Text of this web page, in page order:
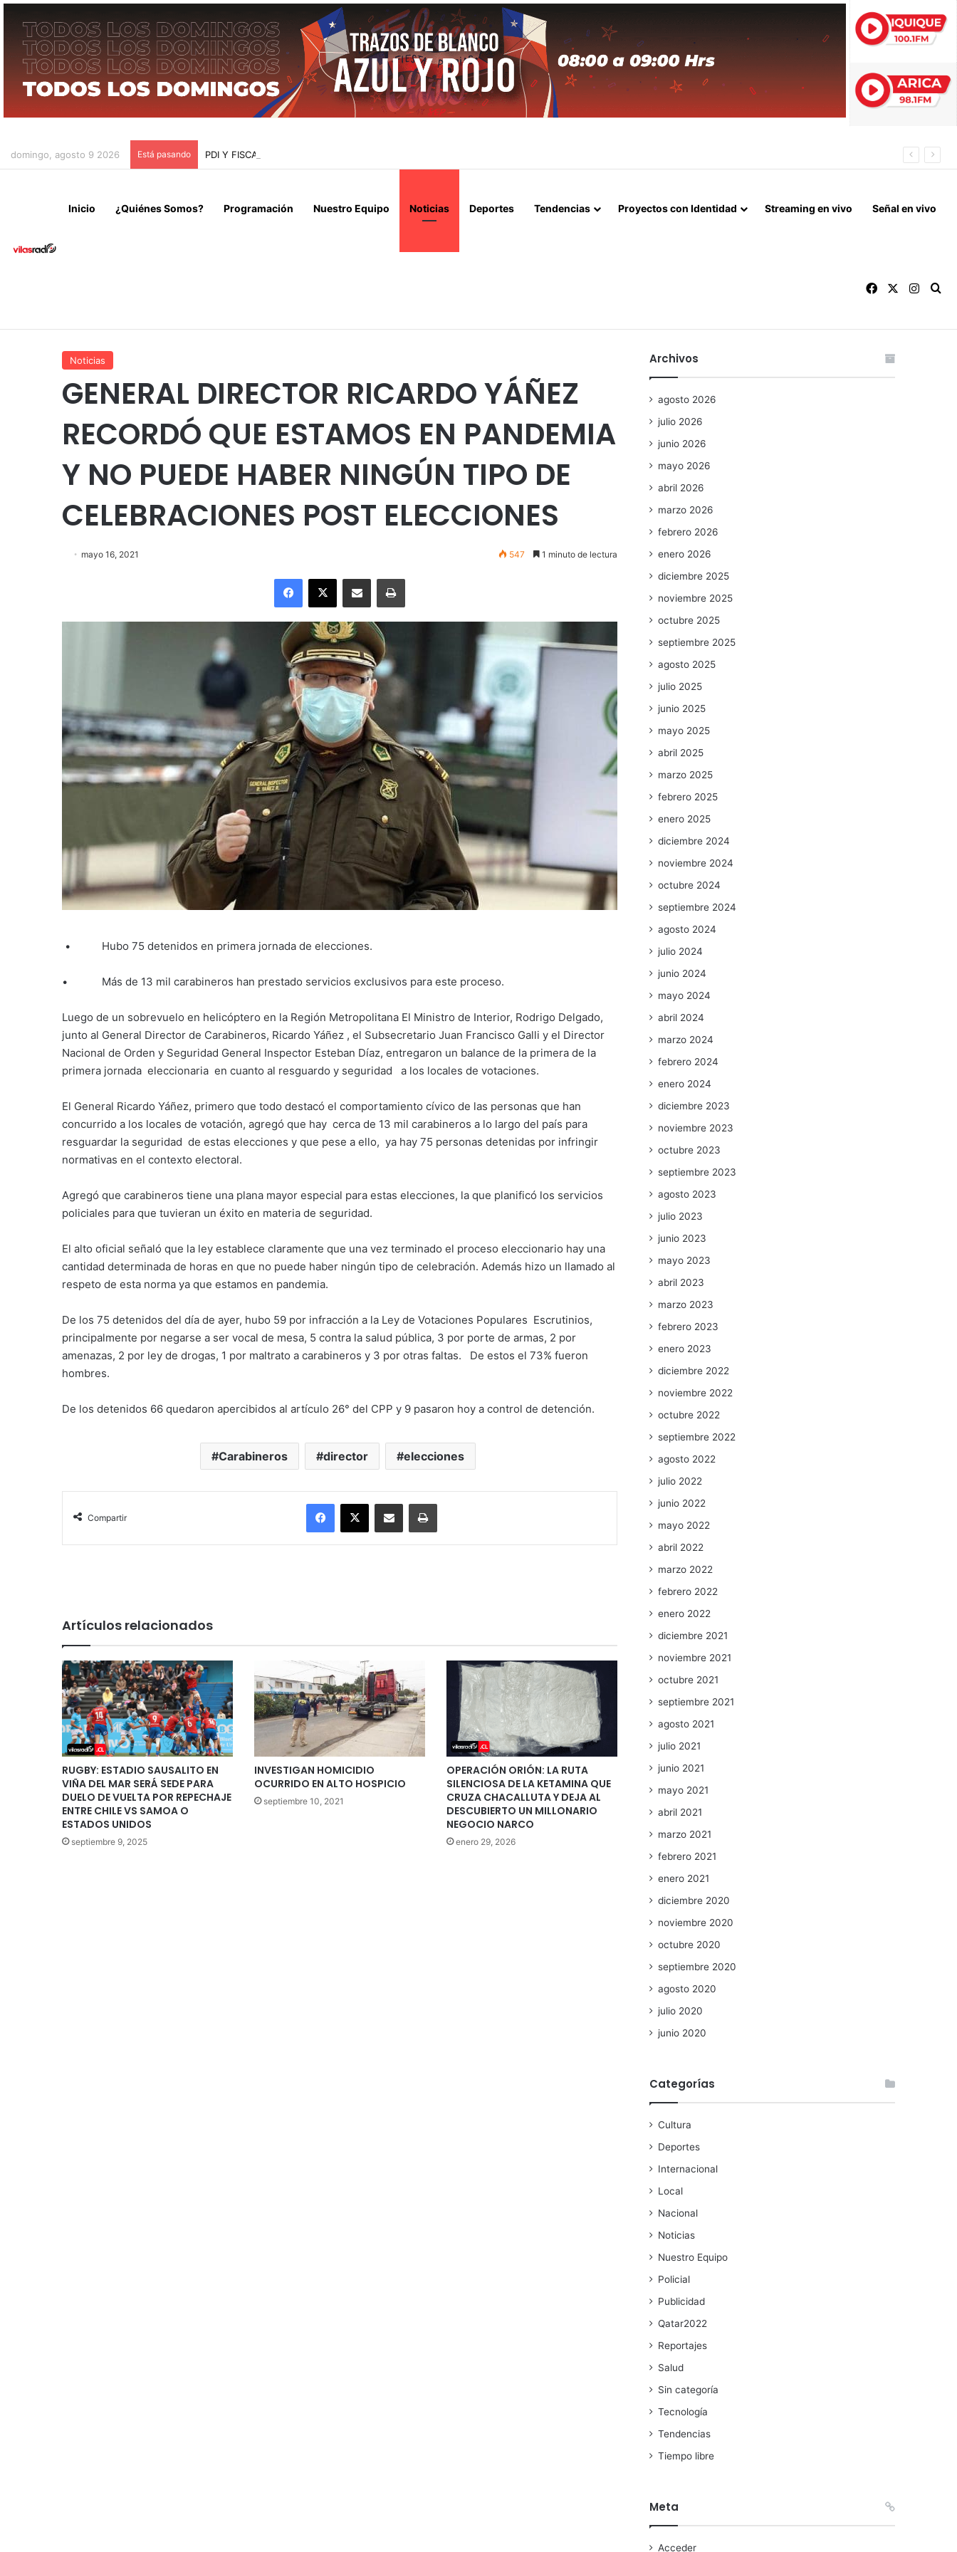
domingo, agosto 9 2026 Está pasando PDI Y FISCALÍA INVESTIGAN POSIBLE CIBERESPIONAJE ASIÁTICO A EMPRESAS DE TELECOMUNICACIONES EN CHILE
Inicio ¿Quiénes Somos? Programación Nuestro Equipo Noticias Deportes Tendencias Proyectos con Identidad Streaming en vivo Señal en vivo
Facebook
Noticias
GENERAL DIRECTOR RICARDO YÁÑEZ
RECORDÓ QUE ESTAMOS EN PANDEMIA
Y NO PUEDE HABER NINGÚN TIPO DE
CELEBRACIONES POST ELECCIONES
mayo 16, 2021 547 1 minuto de lectura
Facebook
X Enviar vía email Imprimir
• Hubo 75 detenidos en primera jornada de elecciones.
• Más de 13 mil carabineros han prestado servicios exclusivos para este proceso.
Luego de un sobrevuelo en helicóptero en la Región Metropolitana El Ministro de Interior, Rodrigo Delgado,
junto al General Director de Carabineros, Ricardo Yáñez , el Subsecretario Juan Francisco Galli y el Director
Nacional de Orden y Seguridad General Inspector Esteban Díaz, entregaron un balance de la primera de la
primera jornada eleccionaria en cuanto al resguardo y seguridad a los locales de votaciones.
El General Ricardo Yáñez, primero que todo destacó el comportamiento cívico de las personas que han
concurrido a los locales de votación, agregó que hay cerca de 13 mil carabineros a lo largo del país para
resguardar la seguridad de estas elecciones y que pese a ello, ya hay 75 personas detenidas por infringir
normativas en el contexto electoral.
Agregó que carabineros tiene una plana mayor especial para estas elecciones, la que planificó los servicios
policiales para que tuvieran un éxito en materia de seguridad.
El alto oficial señaló que la ley establece claramente que una vez terminado el proceso eleccionario hay una
cantidad determinada de horas en que no puede haber ningún tipo de celebración. Además hizo un llamado al
respeto de esta norma ya que estamos en pandemia.
De los 75 detenidos del día de ayer, hubo 59 por infracción a la Ley de Votaciones Populares Escrutinios,
principalmente por negarse a ser vocal de mesa, 5 contra la salud pública, 3 por porte de armas, 2 por
amenazas, 2 por ley de drogas, 1 por maltrato a carabineros y 3 por otras faltas. De estos el 73% fueron
hombres.
De los detenidos 66 quedaron apercibidos al artículo 26° del CPP y 9 pasaron hoy a control de detención.
Carabineros director elecciones
Compartir
Facebook
X Enviar vía email Imprimir
Artículos relacionados
RUGBY: ESTADIO SAUSALITO EN
VIÑA DEL MAR SERÁ SEDE PARA
DUELO DE VUELTA POR REPECHAJE
ENTRE CHILE VS SAMOA O
ESTADOS UNIDOS
septiembre 9, 2025
INVESTIGAN HOMICIDIO
OCURRIDO EN ALTO HOSPICIO
septiembre 10, 2021
OPERACIÓN ORIÓN: LA RUTA
SILENCIOSA DE LA KETAMINA QUE
CRUZA CHACALLUTA Y DEJA AL
DESCUBIERTO UN MILLONARIO
NEGOCIO NARCO
enero 29, 2026
Archivos
agosto 2026
julio 2026
junio 2026
mayo 2026
abril 2026
marzo 2026
febrero 2026
enero 2026
diciembre 2025
noviembre 2025
octubre 2025
septiembre 2025
agosto 2025
julio 2025
junio 2025
mayo 2025
abril 2025
marzo 2025
febrero 2025
enero 2025
diciembre 2024
noviembre 2024
octubre 2024
septiembre 2024
agosto 2024
julio 2024
junio 2024
mayo 2024
abril 2024
marzo 2024
febrero 2024
enero 2024
diciembre 2023
noviembre 2023
octubre 2023
septiembre 2023
agosto 2023
julio 2023
junio 2023
mayo 2023
abril 2023
marzo 2023
febrero 2023
enero 2023
diciembre 2022
noviembre 2022
octubre 2022
septiembre 2022
agosto 2022
julio 2022
junio 2022
mayo 2022
abril 2022
marzo 2022
febrero 2022
enero 2022
diciembre 2021
noviembre 2021
octubre 2021
septiembre 2021
agosto 2021
julio 2021
junio 2021
mayo 2021
abril 2021
marzo 2021
febrero 2021
enero 2021
diciembre 2020
noviembre 2020
octubre 2020
septiembre 2020
agosto 2020
julio 2020
junio 2020
Categorías
Cultura
Deportes
Internacional
Local
Nacional
Noticias
Nuestro Equipo
Policial
Publicidad
Qatar2022
Reportajes
Salud
Sin categoría
Tecnología
Tendencias
Tiempo libre
Meta
Acceder